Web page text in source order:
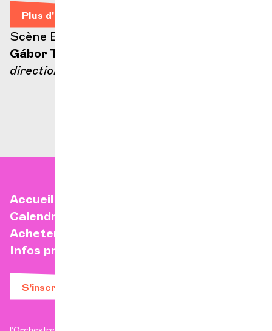
Plus d'infos
Scène Ella Fitzgerald
Gábor Takács-Nagy
direction
Accueil
Calendrier
Acheter un billet
Infos pratiques
S’inscrire à la newsletter